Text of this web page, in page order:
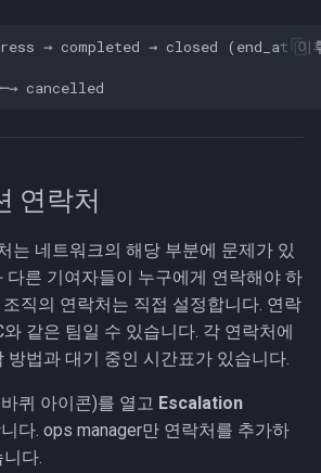
→ completed → closed (end_at 이
연락처
는 네트워크의 해당 부분에 문제가 있
다른 기여자들이 누구에게 연락해야 하
직의 연락처는 직접 설정합니다. 연락
같은 팀일 수 있습니다. 각 연락처에
방법과 대기 중인 시간표가 있습니다.
퀴 아이콘)를 열고 Escalation
다. ops manager만 연락처를 추가하
다.